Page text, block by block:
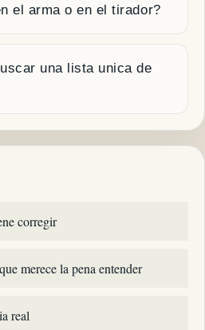
el arma o en el tirador?
una lista unica de
corregir
merece la pena entender
real